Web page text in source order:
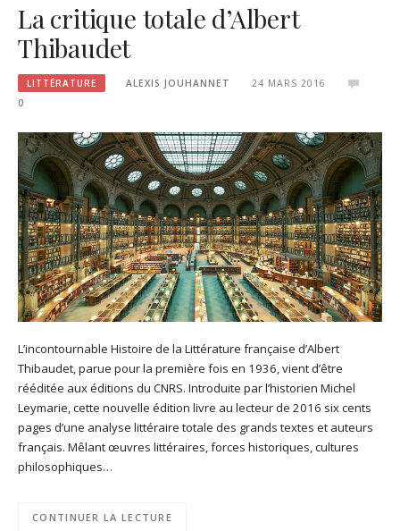
La critique totale d’Albert
Thibaudet
LITTÉRATURE ALEXIS JOUHANNET
24 MARS 2016
0
L’incontournable Histoire de la Littérature française d’Albert
Thibaudet, parue pour la première fois en 1936, vient d’être
rééditée aux éditions du CNRS. Introduite par l’historien Michel
Leymarie, cette nouvelle édition livre au lecteur de 2016 six cents
pages d’une analyse littéraire totale des grands textes et auteurs
français. Mêlant œuvres littéraires, forces historiques, cultures
philosophiques…
CONTINUER LA LECTURE